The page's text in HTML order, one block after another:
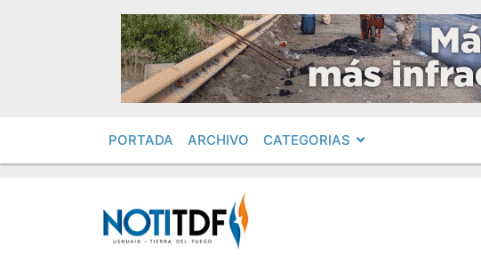
PORTADA ARCHIVO CATEGORIAS